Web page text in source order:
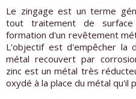
Le zingage est un terme
tout traitement de surface
formation d'un revêtement
L'objectif est d'empêcher la
métal recouvert par
zinc est un métal très
oxydé à la place du métal qu'il